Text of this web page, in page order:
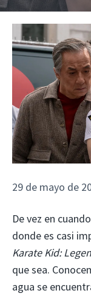
29 de mayo de
De vez en
donde es casi
Karate Kid:
que sea.
agua se